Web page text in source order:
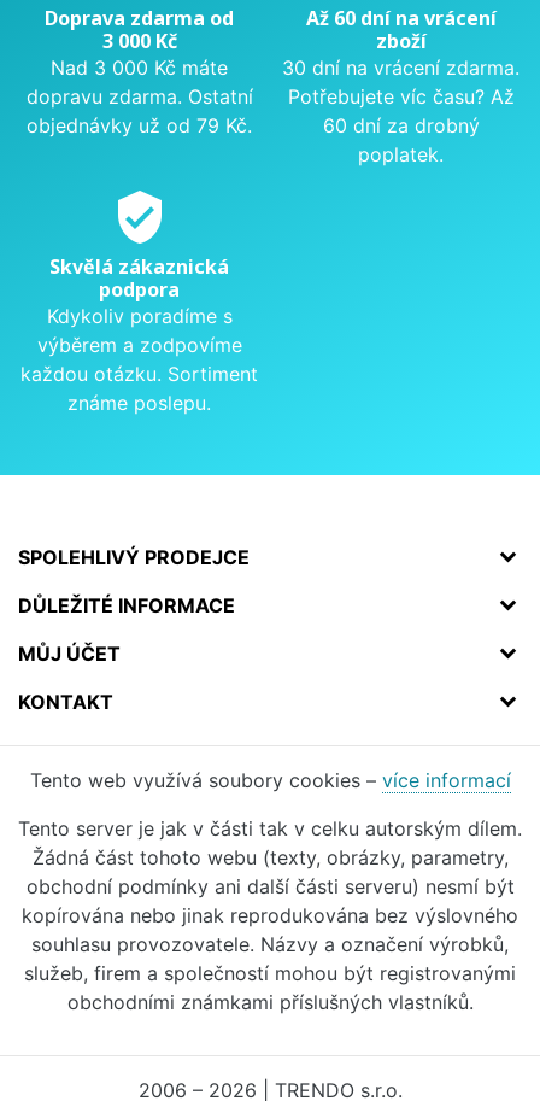
Doprava zdarma od
3 000 Kč
Nad 3 000 Kč máte
dopravu zdarma. Ostatní
objednávky už od 79 Kč.
Až 60 dní na vrácení
zboží
30 dní na vrácení zdarma.
Potřebujete víc času? Až
60 dní za drobný
poplatek.
verified_user
Skvělá zákaznická
podpora
Kdykoliv poradíme s
výběrem a zodpovíme
každou otázku. Sortiment
známe poslepu.
SPOLEHLIVÝ PRODEJCE
DŮLEŽITÉ INFORMACE
MŮJ ÚČET
KONTAKT
Tento web využívá soubory cookies – více informací
Tento server je jak v části tak v celku autorským dílem.
Žádná část tohoto webu (texty, obrázky, parametry,
obchodní podmínky ani další části serveru) nesmí být
kopírována nebo jinak reprodukována bez výslovného
souhlasu provozovatele. Názvy a označení výrobků,
služeb, firem a společností mohou být registrovanými
obchodními známkami příslušných vlastníků.
2006 – 2026 | TRENDO s.r.o.